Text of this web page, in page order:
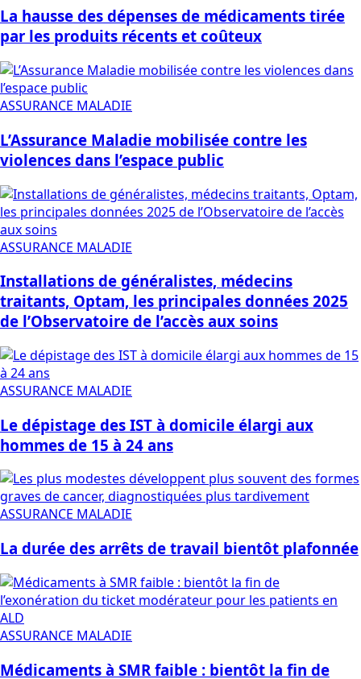
La hausse des dépenses de médicaments tirée
par les produits récents et coûteux
ASSURANCE MALADIE
L’Assurance Maladie mobilisée contre les
violences dans l’espace public
ASSURANCE MALADIE
Installations de généralistes, médecins
traitants, Optam, les principales données 2025
de l’Observatoire de l’accès aux soins
ASSURANCE MALADIE
Le dépistage des IST à domicile élargi aux
hommes de 15 à 24 ans
ASSURANCE MALADIE
La durée des arrêts de travail bientôt plafonnée
ASSURANCE MALADIE
Médicaments à SMR faible : bientôt la fin de